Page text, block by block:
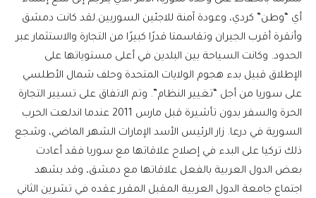
أي “وطن” كردي، وعودة آمنة للاجئين السوريين.لقد كانت دمشق
وأنقرة أقرب الجيران وتقاسمتا قدرًا كبيرًا من التجارة والاستثمار عبر
الحدود. وكانت السياحة بين البلدين في أعلى مستوياتها على
الإطلاق قبيل بدء هجوم الولايات المتحدة وحلف شمال الأطلسي
على سوريا من أجل “تغيير النظام”. وتم الاتفاق على تسيير التجارة
الحرة والسفر بدون تأشيرة قبل مارس 2011 عندما اندلعت الحرب
السورية في درعا. زار الرئيس الأسد الإمارات الشهر الماضي، وشجع
ذلك تركيا على البدء في إصلاح علاقاتها مع سوريا فقد أعادت
بعض الدول العربية بالفعل علاقاتها مع دمشق، وقد يشهد
اجتماع جامعة الدول العربية المقبل المقرر عقده في تشرين الثاني